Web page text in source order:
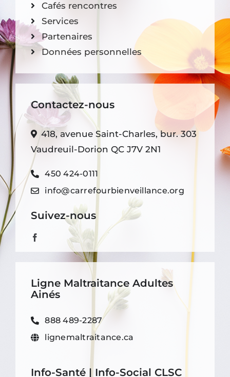
Cafés rencontres
Services
Partenaires
Données personnelles
Contactez-nous
418, avenue Saint-Charles, bur. 303
Vaudreuil-Dorion QC J7V 2N1
450 424-0111
info@carrefourbienveillance.org
Suivez-nous
Ligne Maltraitance Adultes
Ainés
888 489-2287
lignemaltraitance.ca
Info-Santé | Info-Social CLSC